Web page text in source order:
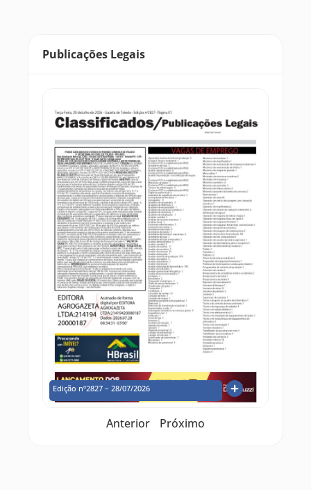
Publicações Legais
Edição nº2827 – 28/07/2026
Anterior Próximo